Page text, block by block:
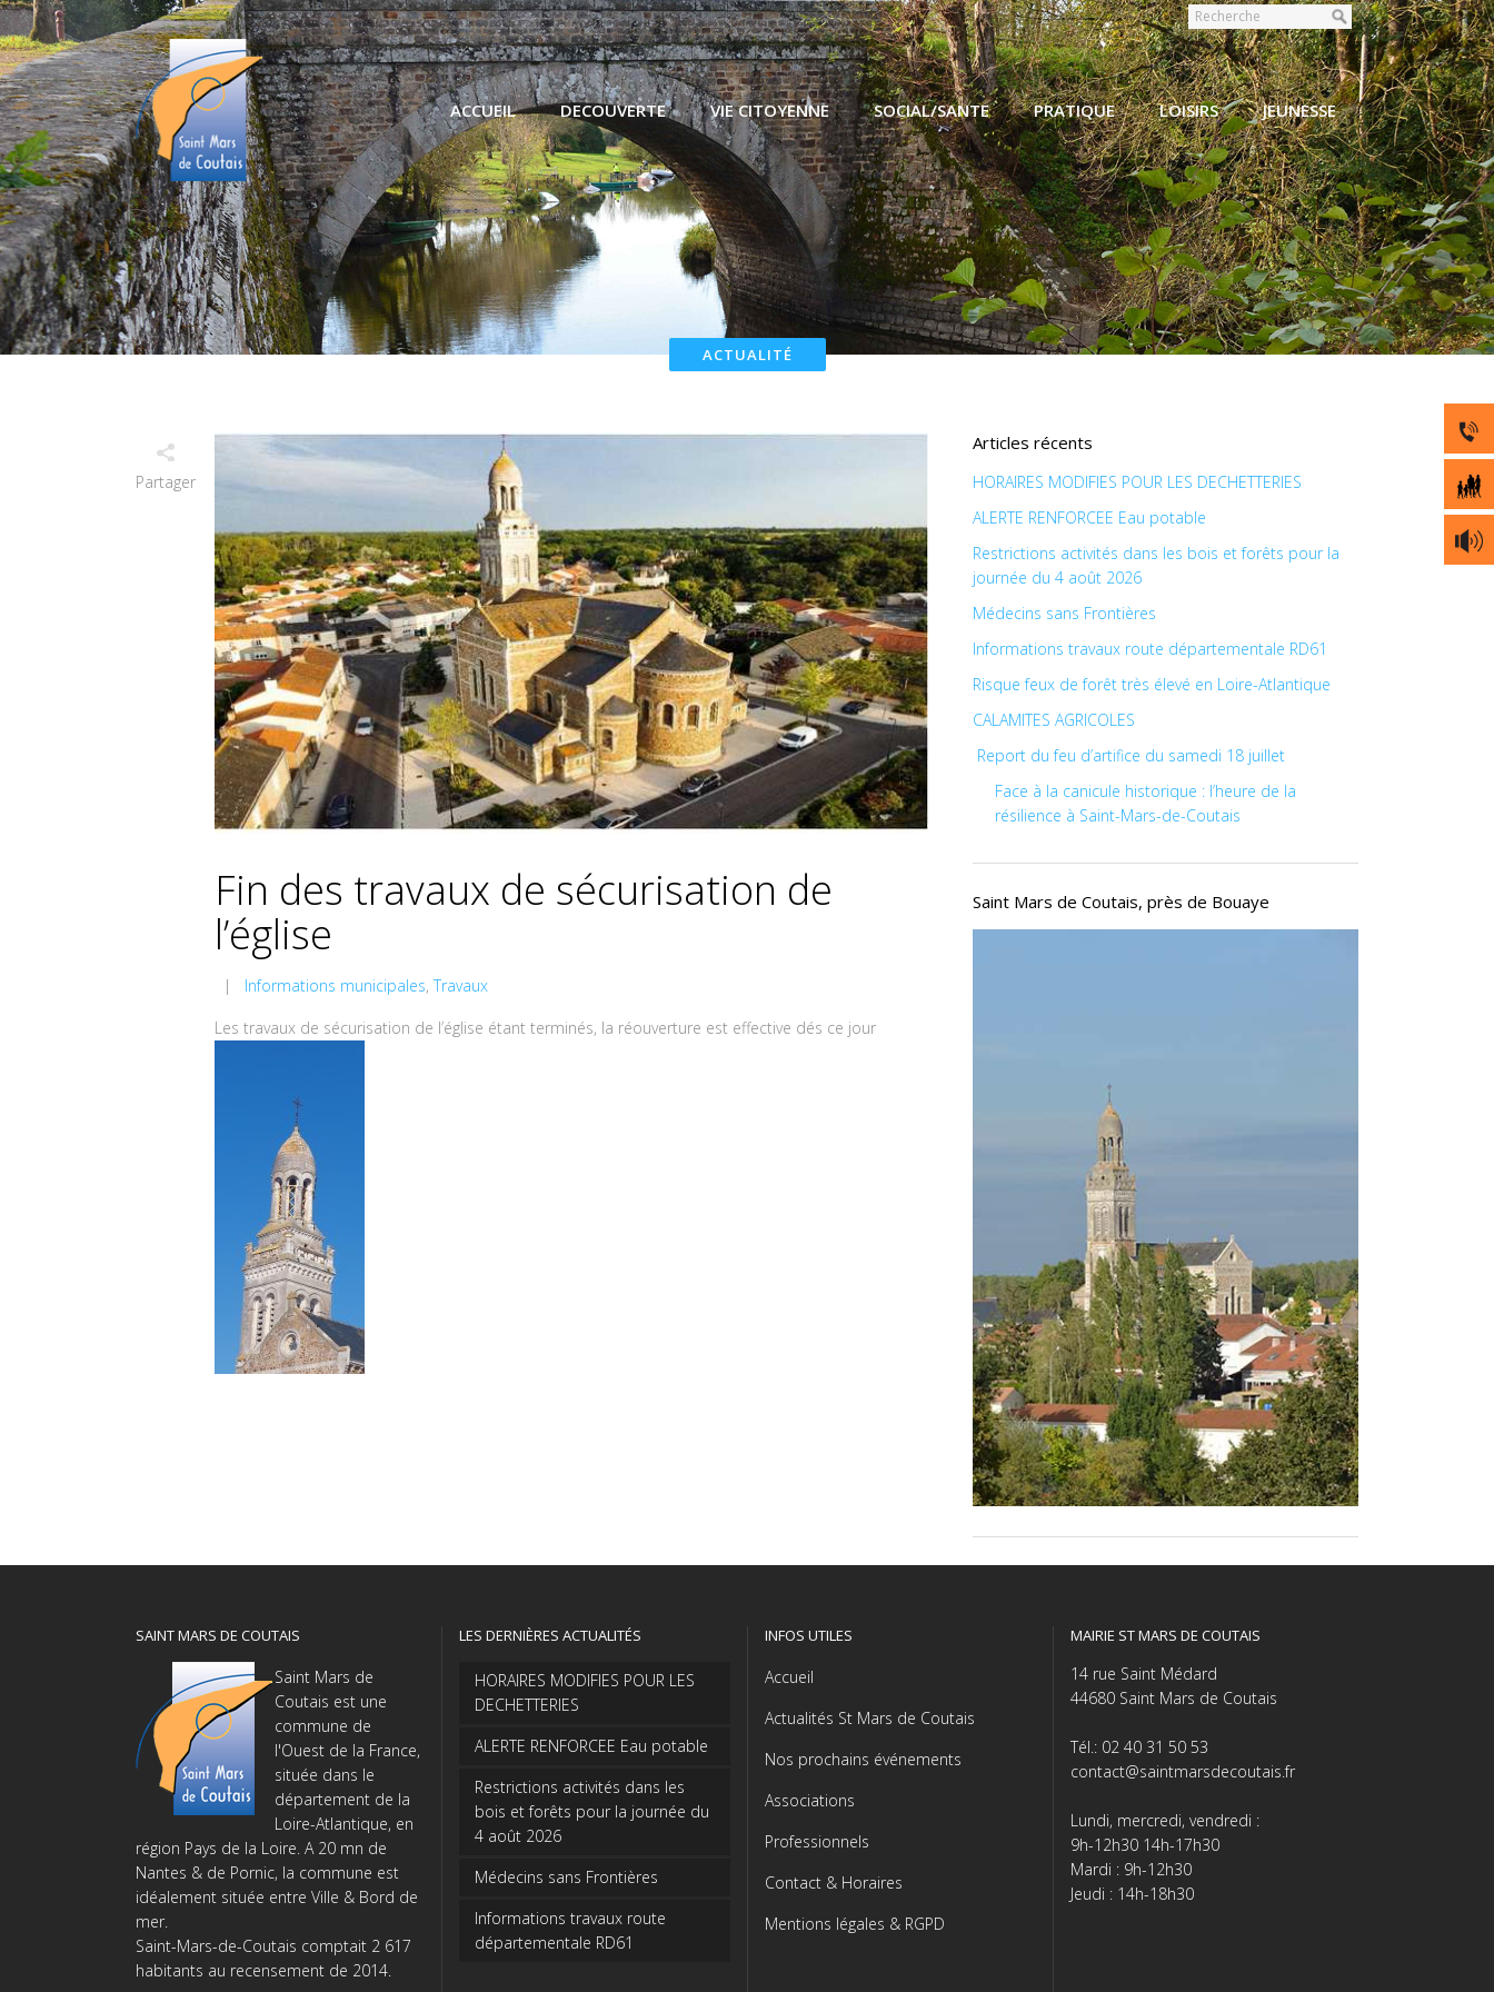
ACCUEIL DECOUVERTE VIE CITOYENNE SOCIAL/SANTE PRATIQUE LOISIRS JEUNESSE
ACTUALITÉ
Partager
Fin des travaux de sécurisation de
l’église
| Informations municipales,Travaux
Les travaux de sécurisation de l’église étant terminés, la réouverture est effective dés ce jour
Articles récents
HORAIRES MODIFIES POUR LES DECHETTERIES
ALERTE RENFORCEE Eau potable
Restrictions activités dans les bois et forêts pour la
journée du 4 août 2026
Médecins sans Frontières
Informations travaux route départementale RD61
Risque feux de forêt très élevé en Loire-Atlantique
CALAMITES AGRICOLES
Report du feu d’artifice du samedi 18 juillet
Face à la canicule historique : l’heure de la
résilience à Saint-Mars-de-Coutais
Saint Mars de Coutais, près de Bouaye
SAINT MARS DE COUTAIS
Saint Mars de
Coutais est une
commune de
l'Ouest de la France,
située dans le
département de la
Loire-Atlantique, en
région Pays de la Loire. A 20 mn de
Nantes & de Pornic, la commune est
idéalement située entre Ville & Bord de
mer.
Saint-Mars-de-Coutais comptait 2 617
habitants au recensement de 2014.
LES DERNIÈRES ACTUALITÉS
HORAIRES MODIFIES POUR LES
DECHETTERIES
ALERTE RENFORCEE Eau potable
Restrictions activités dans les
bois et forêts pour la journée du
4 août 2026
Médecins sans Frontières
Informations travaux route
départementale RD61
INFOS UTILES
Accueil
Actualités St Mars de Coutais
Nos prochains événements
Associations
Professionnels
Contact & Horaires
Mentions légales & RGPD
MAIRIE ST MARS DE COUTAIS
14 rue Saint Médard
44680 Saint Mars de Coutais
Tél.: 02 40 31 50 53
contact@saintmarsdecoutais.fr
Lundi, mercredi, vendredi :
9h-12h30 14h-17h30
Mardi : 9h-12h30
Jeudi : 14h-18h30